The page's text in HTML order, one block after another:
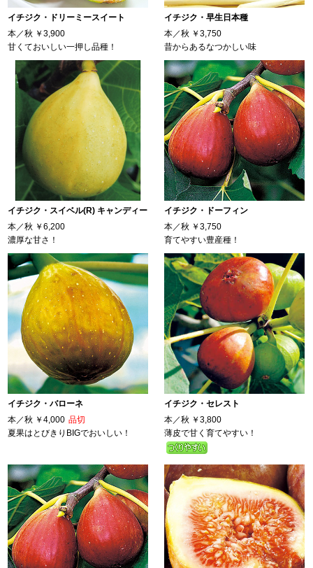
イチジク・ドリーミースイート
本／秋 ￥3,900
甘くておいしい一押し品種！
イチジク・早生日本種
本／秋 ￥3,750
昔からあるなつかしい味
イチジク・スイベル(R) キャンディー
本／秋 ￥6,200
濃厚な甘さ！
イチジク・ドーフィン
本／秋 ￥3,750
育てやすい豊産種！
イチジク・バローネ
本／秋 ￥4,000 品切
夏果はとびきりBIGでおいしい！
イチジク・セレスト
本／秋 ￥3,800
薄皮で甘く育てやすい！